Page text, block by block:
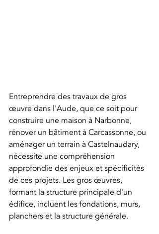
Entreprendre des travaux de gros
œuvre dans l'Aude, que ce soit pour
construire une maison à Narbonne,
rénover un bâtiment à Carcassonne, ou
aménager un terrain à Castelnaudary,
nécessite une compréhension
approfondie des enjeux et spécificités
de ces projets. Les gros œuvres,
formant la structure principale d'un
édifice, incluent les fondations, murs,
planchers et la structure générale.